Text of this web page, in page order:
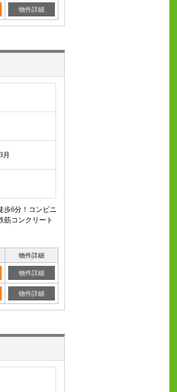
物件詳細
月
歩6分！コンビニ
筋コンクリート
物件詳細
物件詳細
物件詳細